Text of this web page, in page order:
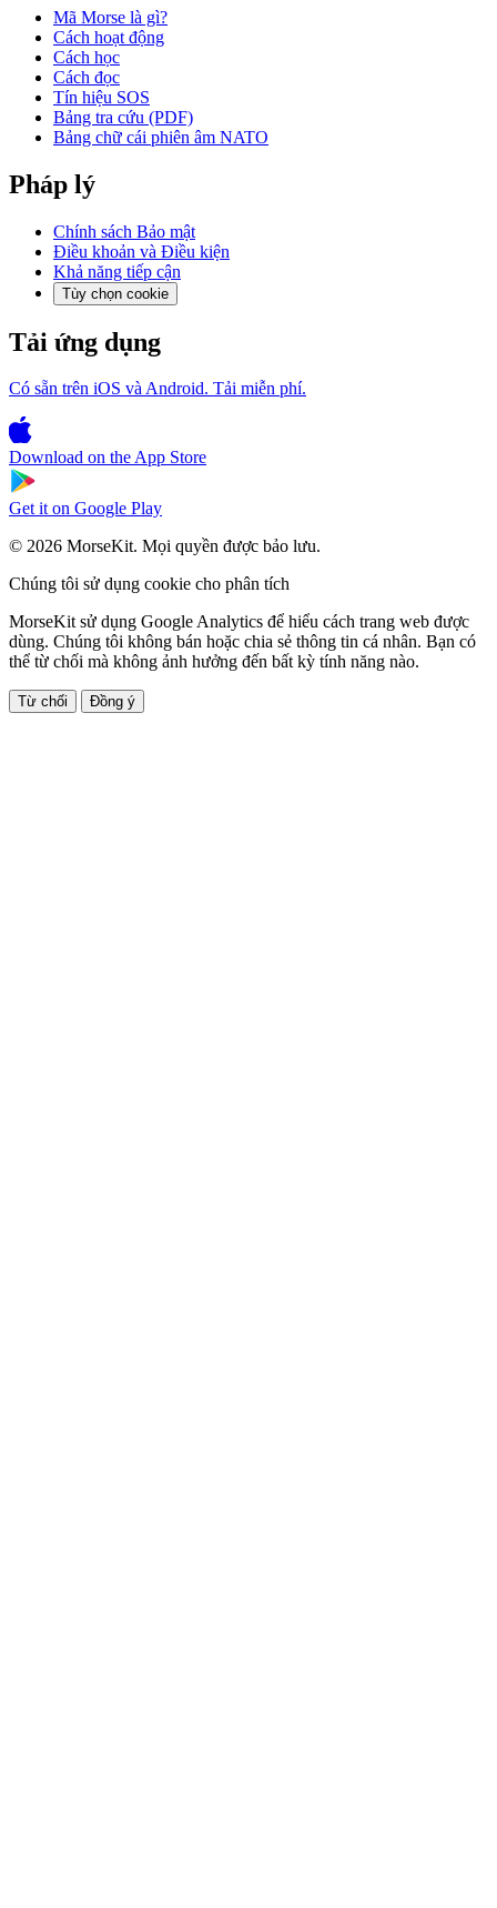
Mã Morse là gì?
Cách hoạt động
Cách học
Cách đọc
Tín hiệu SOS
Bảng tra cứu (PDF)
Bảng chữ cái phiên âm NATO
Pháp lý
Chính sách Bảo mật
Điều khoản và Điều kiện
Khả năng tiếp cận
Tùy chọn cookie
Tải ứng dụng
Có sẵn trên iOS và Android. Tải miễn phí.
Download on theApp Store
Get it on Google Play
© 2026 MorseKit. Mọi quyền được bảo lưu.
Chúng tôi sử dụng cookie cho phân tích
MorseKit sử dụng Google Analytics để hiểu cách trang web được
dùng. Chúng tôi không bán hoặc chia sẻ thông tin cá nhân. Bạn có
thể từ chối mà không ảnh hưởng đến bất kỳ tính năng nào.
Từ chối Đồng ý